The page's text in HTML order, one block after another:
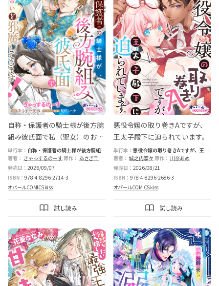
自称・保護者の騎士様が後方腕
組み彼氏面で私（聖女）のお見
合いを邪魔してきます！
単行本： 自称・保護者の騎士様が後方腕組み
彼氏面で私（聖女）のお見合いを邪魔してき
ます！
著者： きゃっするのーす 原作： あさぎ千夜春
発売日： 2026/09/07
ISBN： 978-4-8296-2714-3
オパールCOMICS kiss
試し読み
悪役令嬢の取り巻きAですが、
王太子殿下に迫られています。
単行本： 悪役令嬢の取り巻きAですが、王太
子殿下に迫られています。
著者： 城之内寧々 原作： 川奈あめ
発売日： 2026/08/21
ISBN： 978-4-8296-2686-3
オパールCOMICS kiss
試し読み